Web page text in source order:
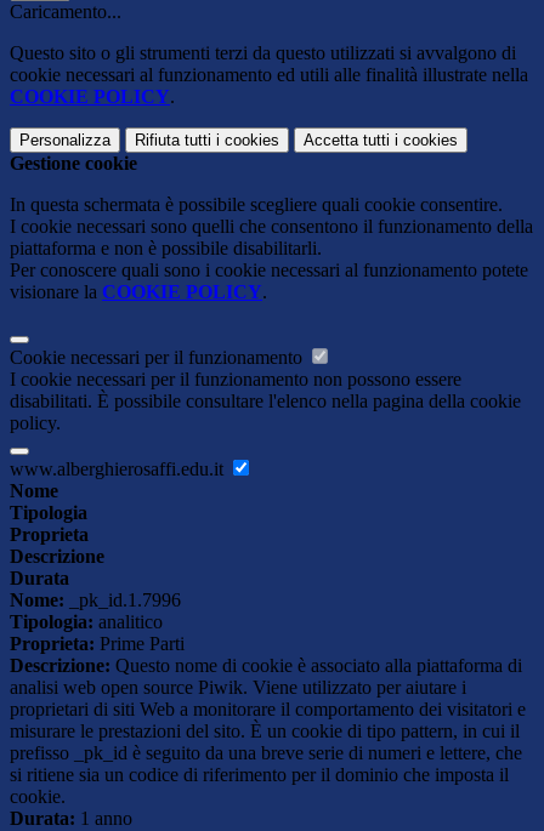
Caricamento...
Questo sito o gli strumenti terzi da questo utilizzati si avvalgono di
cookie necessari al funzionamento ed utili alle finalità illustrate nella
COOKIE POLICY.
Personalizza Rifiuta tutti i cookies Accetta tutti i cookies
Gestione cookie
In questa schermata è possibile scegliere quali cookie consentire.
I cookie necessari sono quelli che consentono il funzionamento della
piattaforma e non è possibile disabilitarli.
Per conoscere quali sono i cookie necessari al funzionamento potete
visionare la COOKIE POLICY.
Cookie necessari per il funzionamento
I cookie necessari per il funzionamento non possono essere
disabilitati. È possibile consultare l'elenco nella pagina della cookie
policy.
www.alberghierosaffi.edu.it
Nome
Tipologia
Proprieta
Descrizione
Durata
Nome: _pk_id.1.7996
Tipologia: analitico
Proprieta: Prime Parti
Descrizione: Questo nome di cookie è associato alla piattaforma di
analisi web open source Piwik. Viene utilizzato per aiutare i
proprietari di siti Web a monitorare il comportamento dei visitatori e
misurare le prestazioni del sito. È un cookie di tipo pattern, in cui il
prefisso _pk_id è seguito da una breve serie di numeri e lettere, che
si ritiene sia un codice di riferimento per il dominio che imposta il
cookie.
Durata: 1 anno